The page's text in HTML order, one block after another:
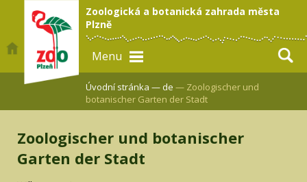
Zoologická a botanická zahrada města
Plzně
Menu
Úvodní stránka —de — Zoologischer und
botanischer Garten der Stadt
Zoologischer und botanischer
Garten der Stadt